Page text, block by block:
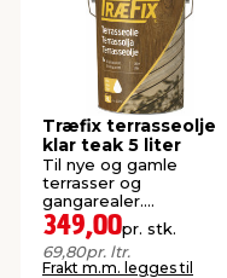
Træfix terrasseolje
klar teak 5 liter
Til nye og gamle
terrasser og
gangarealer.
Transparent i fargen
Teak.
349,00pr. stk.
69,80pr. ltr.
Frakt m.m. legges til